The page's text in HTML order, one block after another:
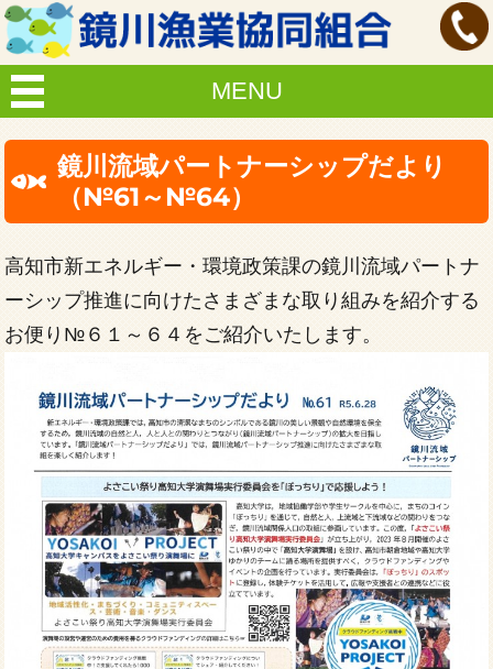
MENU
鏡川流域パートナーシップだより
（№61～№64）
高知市新エネルギー・環境政策課の鏡川流域パートナ
ーシップ推進に向けたさまざまな取り組みを紹介する
お便り№６１～６４をご紹介いたします。